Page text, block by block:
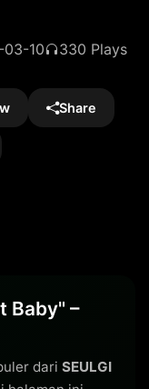
10 330 Plays
Share
Baby" –
dari SEULGI